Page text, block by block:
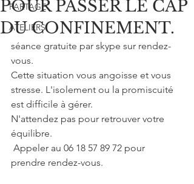
PARTAGE
ATELIERS
POUR PASSER LE CAP
DU CONFINEMENT.
séance gratuite par skype sur rendez-
vous.
Cette situation vous angoisse et vous
stresse. L'isolement ou la promiscuité
est difficile à gérer.
N'attendez pas pour retrouver votre
équilibre.
prendre rendez-vous.